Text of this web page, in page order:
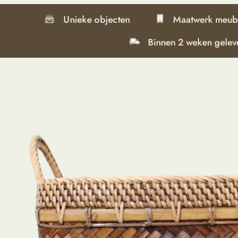
Unieke objecten Maatwerk
Binnen 2 weken